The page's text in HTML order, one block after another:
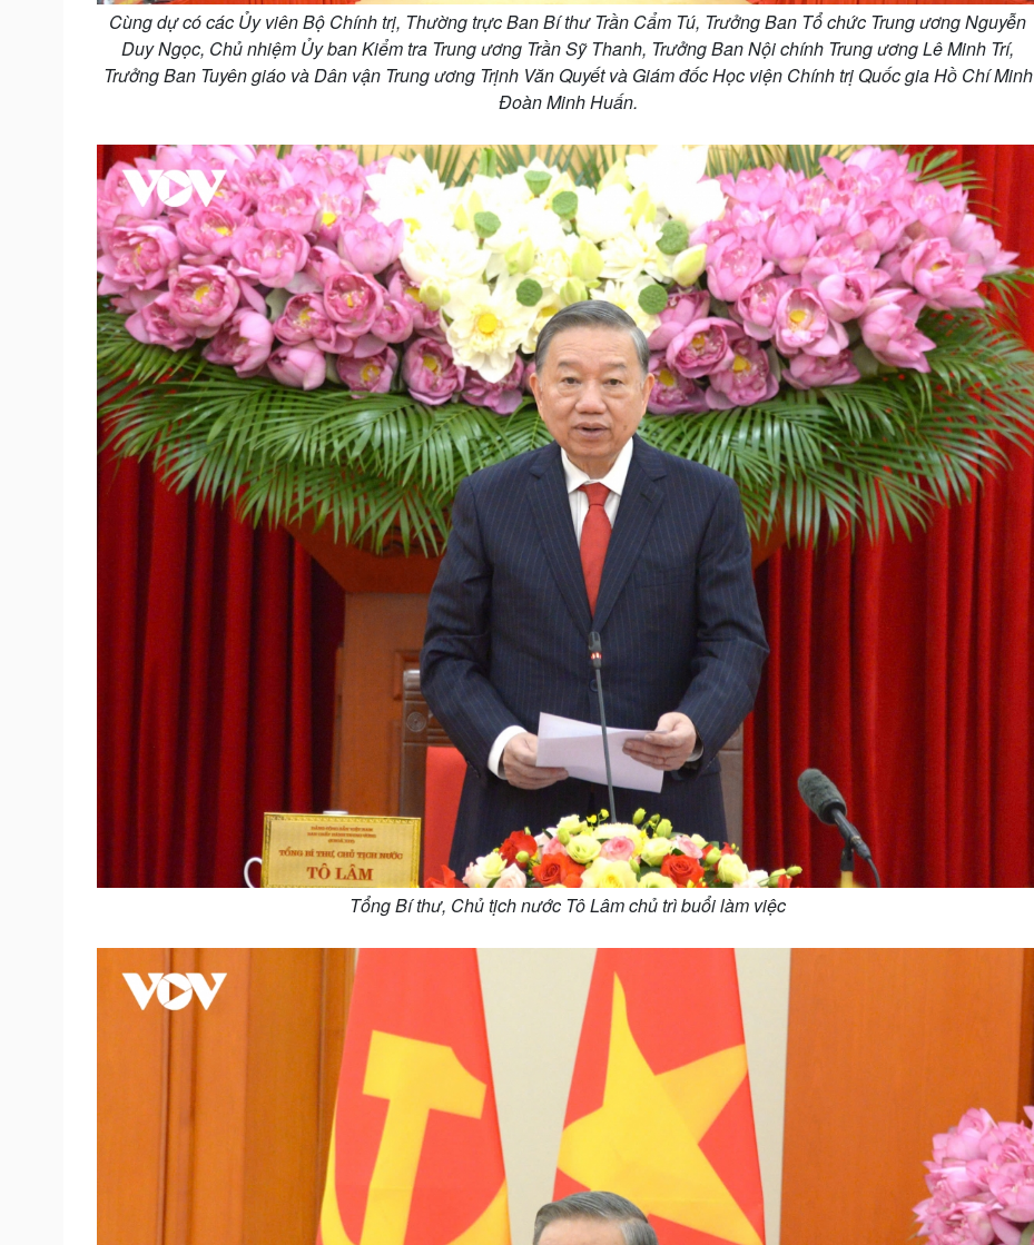
Cùng dự có các Ủy viên Bộ Chính trị, Thường trực Ban Bí thư Trần Cẩm Tú, Trưởng Ban Tổ chức Trung ương Nguyễn
Duy Ngọc, Chủ nhiệm Ủy ban Kiểm tra Trung ương Trần Sỹ Thanh, Trưởng Ban Nội chính Trung ương Lê Minh Trí,
Trưởng Ban Tuyên giáo và Dân vận Trung ương Trịnh Văn Quyết và Giám đốc Học viện Chính trị Quốc gia Hồ Chí Minh
Đoàn Minh Huấn.
Tổng Bí thư, Chủ tịch nước Tô Lâm chủ trì buổi làm việc